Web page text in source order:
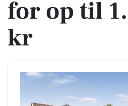
for op til
kr